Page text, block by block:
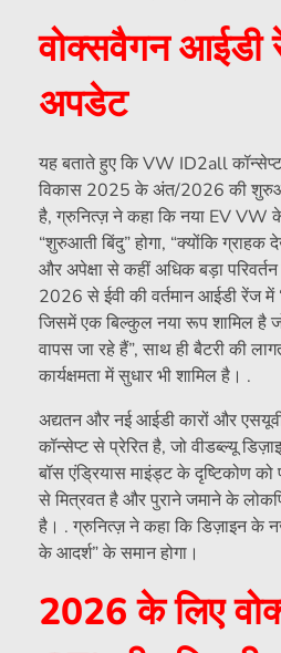
वोक्सवैगन आईडी
अपडेट
यह बताते हुए कि VW ID2all
विकास 2025 के अंत/2026 की
है, ग्रुनित्ज़ ने कहा कि नया EV VW
“शुरुआती बिंदु” होगा, “क्योंकि
और अपेक्षा से कहीं अधिक बड़ा
2026 से ईवी की वर्तमान आईडी रेंज में
जिसमें एक बिल्कुल नया रूप शामिल है
वापस जा रहे हैं”, साथ ही बैटरी की
कार्यक्षमता में सुधार भी शामिल है। .
अद्यतन और नई आईडी कारों और
कॉन्सेप्ट से प्रेरित है, जो वीडब्ल्यू
बॉस एंड्रियास माइंड्ट के दृष्टिकोण
से मित्रवत है और पुराने जमाने के
है। . ग्रुनित्ज़ ने कहा कि डिज़ाइन के
के आदर्श” के समान होगा।
2026 के लिए